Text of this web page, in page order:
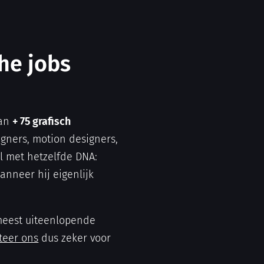
jobs
+ 75 grafisch
motion designers,
hetzelfde DNA:
hij eigenlijk
uiteenlopende
ons dus zeker voor